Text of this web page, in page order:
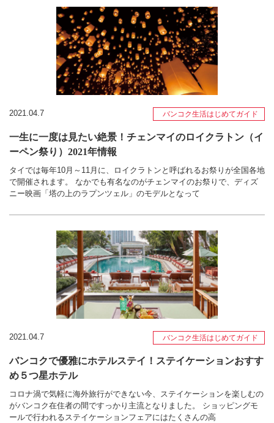
2021.04.7 バンコク生活はじめてガイド
一生に一度は見たい絶景！チェンマイのロイクラトン（イ
ーペン祭り）2021年情報
タイでは毎年10月～11月に、ロイクラトンと呼ばれるお祭りが全国各地
で開催されます。 なかでも有名なのがチェンマイのお祭りで、ディズ
ニー映画「塔の上のラプンツェル」のモデルとなって
2021.04.7 バンコク生活はじめてガイド
バンコクで優雅にホテルステイ！ステイケーションおすす
め５つ星ホテル
コロナ渦で気軽に海外旅行ができない今、ステイケーションを楽しむの
がバンコク在住者の間ですっかり主流となりました。 ショッピングモ
ールで行われるステイケーションフェアにはたくさんの高